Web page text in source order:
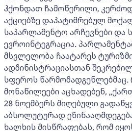
ჰქონდათ ჩამოწერილი,
აქციებზე დაპატიმრებულ
საპარლამენტო არჩევნები და
ევროინტეგრაცია.
მსვლელობა ჩაატარეს
ადმინისტრაციასთან
სფეროს წარმომადგენლებმაც.
მონაწილეები აცხადებენ,
28 ნოემბერს მიღებული
აბსოლუტურად
ხალხის მისწრაფებას, რომ